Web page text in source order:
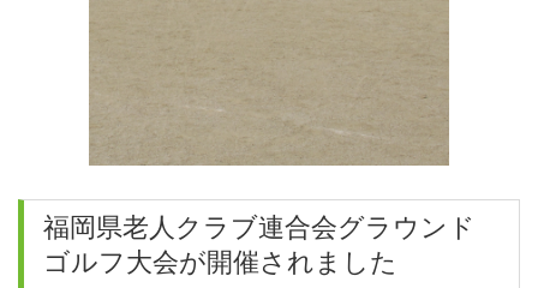
福岡県老人クラブ連合会グラウンド
ゴルフ大会が開催されました